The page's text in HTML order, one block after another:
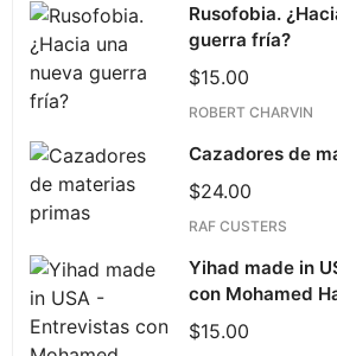
Rusofobia.
guerra fría?
$15.00
ROBERT CHARVIN
Cazadores de
$24.00
RAF CUSTERS
Yihad made in
con Mohamed
$15.00